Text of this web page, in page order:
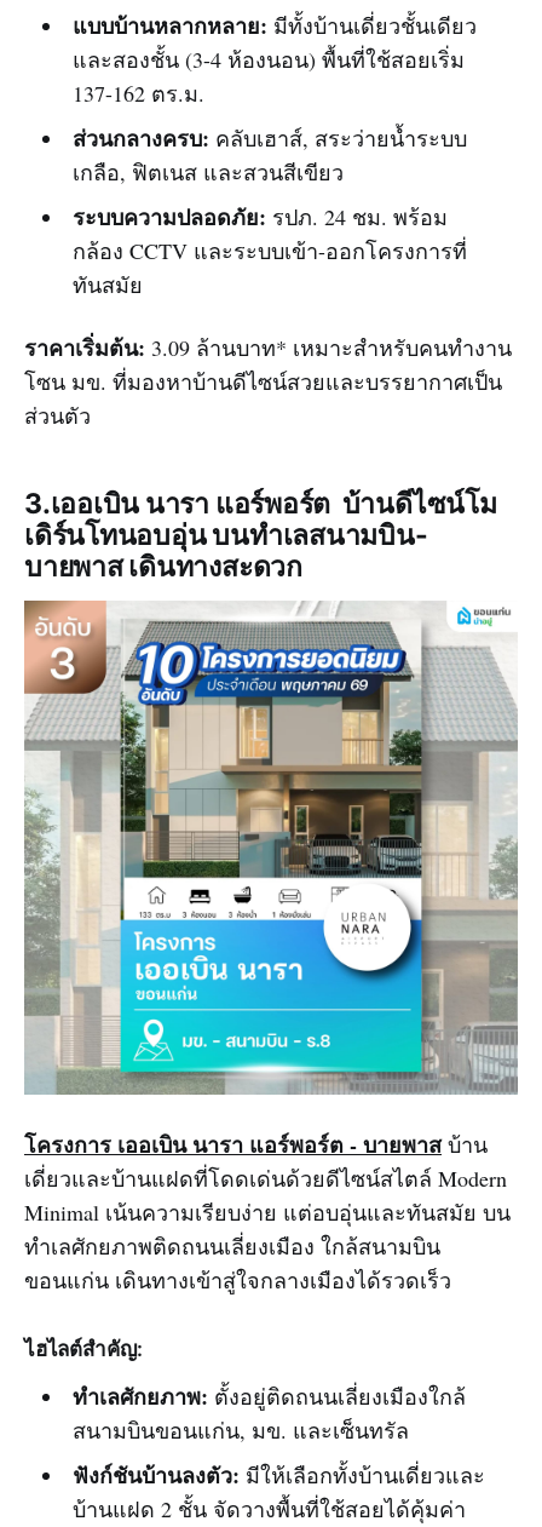
แบบบ้านหลากหลาย: มีทั้งบ้านเดี่ยวชั้นเดียว
และสองชั้น (3-4 ห้องนอน) พื้นที่ใช้สอยเริ่ม
137-162 ตร.ม.
ส่วนกลางครบ: คลับเฮาส์, สระว่ายน้ำระบบ
เกลือ, ฟิตเนส และสวนสีเขียว
ระบบความปลอดภัย: รปภ. 24 ชม. พร้อม
กล้อง CCTV และระบบเข้า-ออกโครงการที่
ทันสมัย
ราคาเริ่มต้น: 3.09 ล้านบาท* เหมาะสำหรับคนทำงาน
โซน มข. ที่มองหาบ้านดีไซน์สวยและบรรยากาศเป็น
ส่วนตัว
3.เออเบิน นารา แอร์พอร์ต บ้านดีไซน์โม
เดิร์นโทนอบอุ่น บนทำเลสนามบิน-
บายพาส เดินทางสะดวก
โครงการ เออเบิน นารา แอร์พอร์ต - บายพาสบ้าน
เดี่ยวและบ้านแฝดที่โดดเด่นด้วยดีไซน์สไตล์ Modern
Minimal เน้นความเรียบง่าย แต่อบอุ่นและทันสมัย บน
ทำเลศักยภาพติดถนนเลี่ยงเมือง ใกล้สนามบิน
ขอนแก่น เดินทางเข้าสู่ใจกลางเมืองได้รวดเร็ว
ไฮไลต์สำคัญ:
ทำเลศักยภาพ: ตั้งอยู่ติดถนนเลี่ยงเมืองใกล้
สนามบินขอนแก่น, มข. และเซ็นทรัล
ฟังก์ชันบ้านลงตัว: มีให้เลือกทั้งบ้านเดี่ยวและ
บ้านแฝด 2 ชั้น จัดวางพื้นที่ใช้สอยได้คุ้มค่า